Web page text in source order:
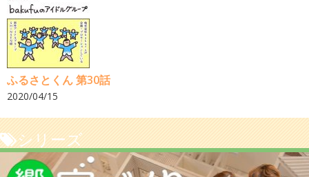
ふるさとくん 第30話
2020/04/15
シリーズ